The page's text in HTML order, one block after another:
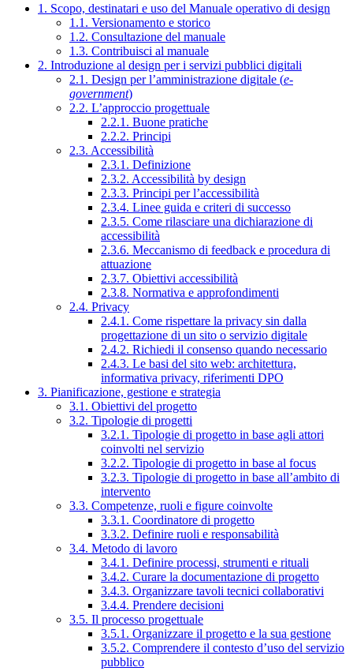
1. Scopo, destinatari e uso del Manuale operativo di design
1.1. Versionamento e storico
1.2. Consultazione del manuale
1.3. Contribuisci al manuale
2. Introduzione al design per i servizi pubblici digitali
2.1. Design per l’amministrazione digitale (e-
government)
2.2. L’approccio progettuale
2.2.1. Buone pratiche
2.2.2. Principi
2.3. Accessibilità
2.3.1. Definizione
2.3.2. Accessibilità by design
2.3.3. Principi per l’accessibilità
2.3.4. Linee guida e criteri di successo
2.3.5. Come rilasciare una dichiarazione di
accessibilità
2.3.6. Meccanismo di feedback e procedura di
attuazione
2.3.7. Obiettivi accessibilità
2.3.8. Normativa e approfondimenti
2.4. Privacy
2.4.1. Come rispettare la privacy sin dalla
progettazione di un sito o servizio digitale
2.4.2. Richiedi il consenso quando necessario
2.4.3. Le basi del sito web: architettura,
informativa privacy, riferimenti DPO
3. Pianificazione, gestione e strategia
3.1. Obiettivi del progetto
3.2. Tipologie di progetti
3.2.1. Tipologie di progetto in base agli attori
coinvolti nel servizio
3.2.2. Tipologie di progetto in base al focus
3.2.3. Tipologie di progetto in base all’ambito di
intervento
3.3. Competenze, ruoli e figure coinvolte
3.3.1. Coordinatore di progetto
3.3.2. Definire ruoli e responsabilità
3.4. Metodo di lavoro
3.4.1. Definire processi, strumenti e rituali
3.4.2. Curare la documentazione di progetto
3.4.3. Organizzare tavoli tecnici collaborativi
3.4.4. Prendere decisioni
3.5. Il processo progettuale
3.5.1. Organizzare il progetto e la sua gestione
3.5.2. Comprendere il contesto d’uso del servizio
pubblico